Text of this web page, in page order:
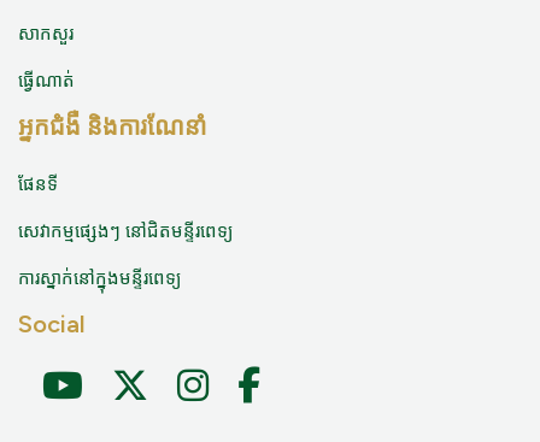
សាកសួរ
ធ្វើណាត់
អ្នកជំងឺ និងការណែនាំ
ផែនទី
សេវាកម្មផ្សេងៗ នៅជិតមន្ទីរពេទ្យ
ការស្នាក់នៅក្នុងមន្ទីរពេទ្យ
Social